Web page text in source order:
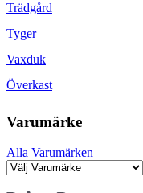
Trädgård
Tyger
Vaxduk
Överkast
Varumärke
Alla Varumärken